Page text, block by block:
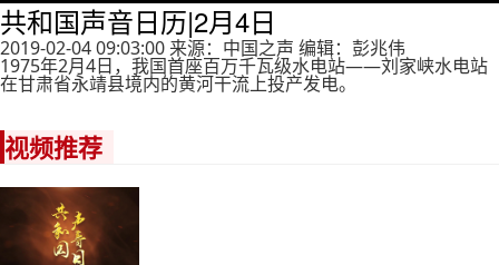
共和国声音日历|2月4日
2019-02-04 09:03:00 来源：中国之声 编辑：彭兆伟
1975年2月4日，我国首座百万千瓦级水电站——刘家峡水电站
在甘肃省永靖县境内的黄河干流上投产发电。
视频推荐